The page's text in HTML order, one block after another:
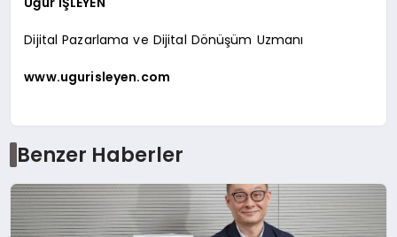
Dijital Pazarlama ve Dijital Dönüşüm Uzmanı
www.ugurisleyen.com
Benzer Haberler